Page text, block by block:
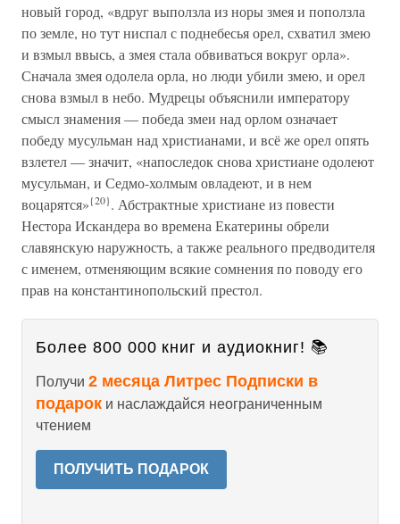
новый город, «вдруг выползла из норы змея и поползла
по земле, но тут ниспал с поднебесья орел, схватил змею
и взмыл ввысь, а змея стала обвиваться вокруг орла».
Сначала змея одолела орла, но люди убили змею, и орел
снова взмыл в небо. Мудрецы объяснили императору
смысл знамения — победа змеи над орлом означает
победу мусульман над христианами, и всё же орел опять
взлетел — значит, «напоследок снова христиане одолеют
мусульман, и Седмо-холмым овладеют, и в нем
воцарятся»{20}. Абстрактные христиане из повести
Нестора Искандера во времена Екатерины обрели
славянскую наружность, а также реального предводителя
с именем, отменяющим всякие сомнения по поводу его
прав на константинопольский престол.
Более 800 000 книг и аудиокниг! 📚
Получи 2 месяца Литрес Подписки в
подарок и наслаждайся неограниченным
чтением
ПОЛУЧИТЬ ПОДАРОК